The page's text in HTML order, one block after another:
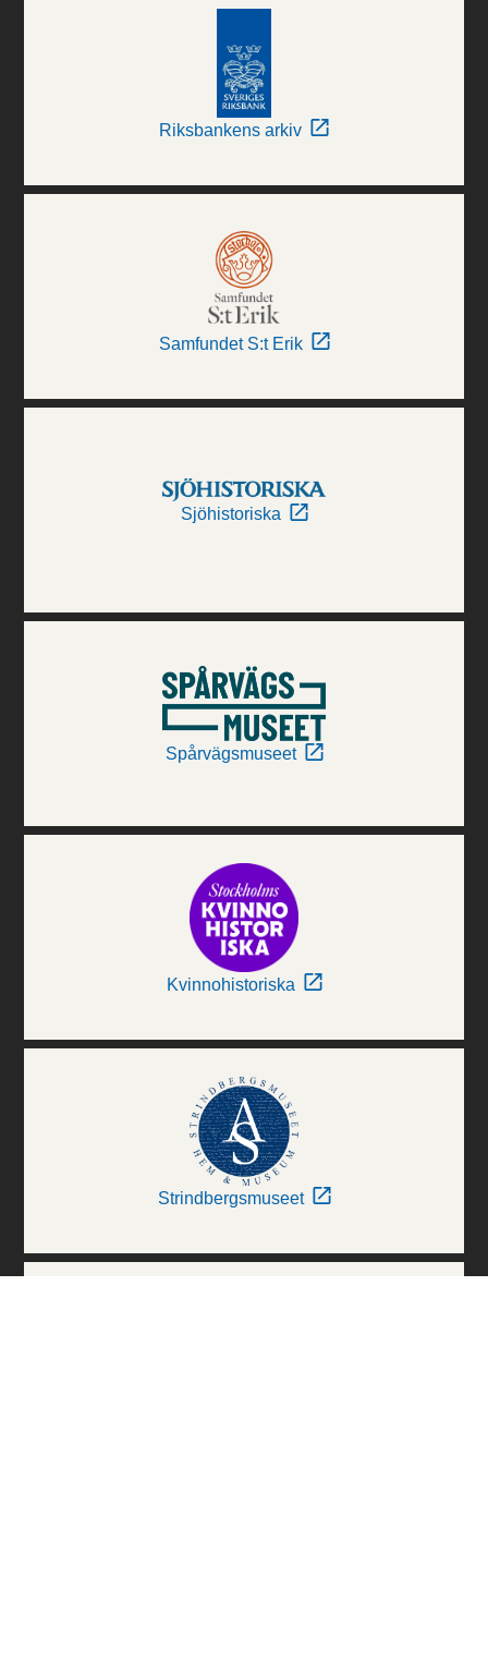
Riksbankens arkiv
Samfundet S:t Erik
Sjöhistoriska
Spårvägsmuseet
Kvinnohistoriska
Strindbergsmuseet